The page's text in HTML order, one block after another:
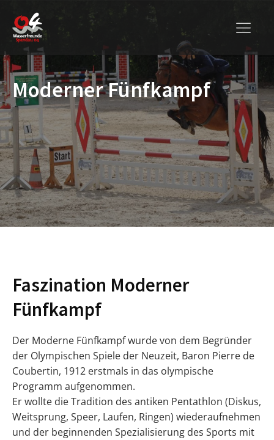
Moderner Fünfkampf
Faszination Moderner
Fünfkampf
Der Moderne Fünfkampf wurde von dem Begründer
der Olympischen Spiele der Neuzeit, Baron Pierre de
Coubertin, 1912 erstmals in das olympische
Programm aufgenommen.
Er wollte die Tradition des antiken Pentathlon (Diskus,
Weitsprung, Speer, Laufen, Ringen) wiederaufnehmen
und der beginnenden Spezialisierung des Sports mit